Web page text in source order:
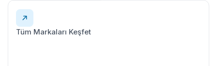
Tüm Markaları Keşfet